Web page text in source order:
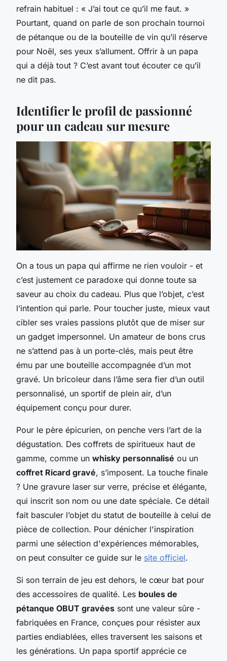
refrain habituel : « J’ai tout ce qu’il me faut. »
Pourtant, quand on parle de son prochain tournoi
de pétanque ou de la bouteille de vin qu’il réserve
pour Noël, ses yeux s’allument. Offrir à un papa
qui a déjà tout ? C’est avant tout écouter ce qu’il
ne dit pas.
Identifier le profil de passionné
pour un cadeau sur mesure
On a tous un papa qui affirme ne rien vouloir - et
c’est justement ce paradoxe qui donne toute sa
saveur au choix du cadeau. Plus que l’objet, c’est
l’intention qui parle. Pour toucher juste, mieux vaut
cibler ses vraies passions plutôt que de miser sur
un gadget impersonnel. Un amateur de bons crus
ne s’attend pas à un porte-clés, mais peut être
ému par une bouteille accompagnée d’un mot
gravé. Un bricoleur dans l’âme sera fier d’un outil
personnalisé, un sportif de plein air, d’un
équipement conçu pour durer.
Pour le père épicurien, on penche vers l’art de la
dégustation. Des coffrets de spiritueux haut de
gamme, comme un whisky personnalisé ou un
coffret Ricard gravé, s’imposent. La touche finale
? Une gravure laser sur verre, précise et élégante,
qui inscrit son nom ou une date spéciale. Ce détail
fait basculer l’objet du statut de bouteille à celui de
pièce de collection. Pour dénicher l'inspiration
parmi une sélection d'expériences mémorables,
on peut consulter ce guide sur le site officiel.
Si son terrain de jeu est dehors, le cœur bat pour
des accessoires de qualité. Les boules de
pétanque OBUT gravées sont une valeur sûre -
fabriquées en France, conçues pour résister aux
parties endiablées, elles traversent les saisons et
les générations. Un papa sportif apprécie ce